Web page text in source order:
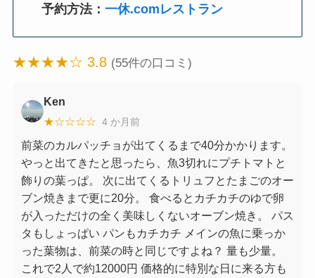
予約方法：一休.comレストラン
★★★★☆ 3.8 (55件の口コミ)
Ken
★☆☆☆☆ 4 か月前
前菜のカルパッチョが出てくるまで40分かかります。
やっと出てきたと思ったら、魚3切れにプチトマトと
飾りの葉っぱ。 次に出てくるトリュフとたまごのオー
ブン焼きまで更に20分。 食べるとカチカチのゆで卵
が入っただけの全く美味しくないオーブン焼き。 パス
タもしょっぱい パンもカチカチ メインの魚に乗っか
った葉物は、前菜の時と同じですよね？ 量も少量。
これで2人で約12000円 価格的に特別な日に来る方も